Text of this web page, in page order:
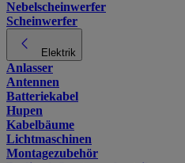
Nebelscheinwerfer
Scheinwerfer
Elektrik
Anlasser
Antennen
Batteriekabel
Hupen
Kabelbäume
Lichtmaschinen
Montagezubehör